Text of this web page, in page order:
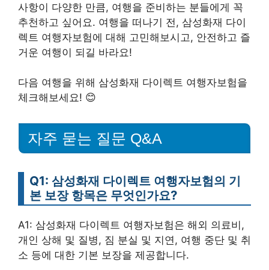
사항이 다양한 만큼, 여행을 준비하는 분들에게 꼭
추천하고 싶어요. 여행을 떠나기 전, 삼성화재 다이
렉트 여행자보험에 대해 고민해보시고, 안전하고 즐
거운 여행이 되길 바라요!
다음 여행을 위해 삼성화재 다이렉트 여행자보험을
체크해보세요! 😊
자주 묻는 질문 Q&A
Q1: 삼성화재 다이렉트 여행자보험의 기
본 보장 항목은 무엇인가요?
A1: 삼성화재 다이렉트 여행자보험은 해외 의료비,
개인 상해 및 질병, 짐 분실 및 지연, 여행 중단 및 취
소 등에 대한 기본 보장을 제공합니다.